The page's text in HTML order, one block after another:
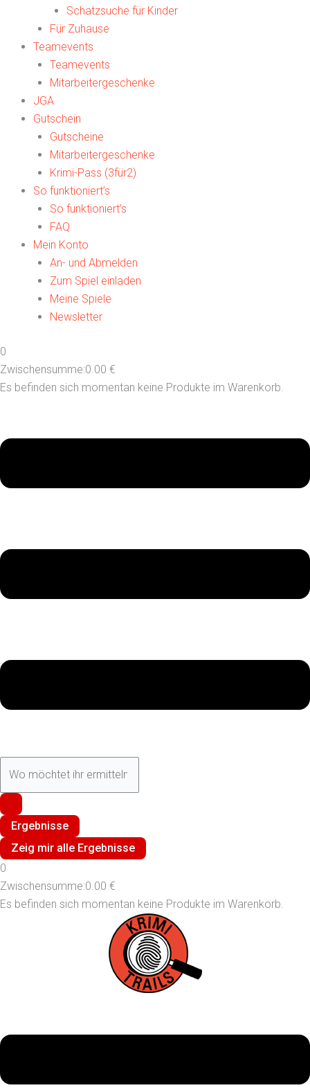
Schatzsuche für Kinder
Für Zuhause
Teamevents
Teamevents
Mitarbeitergeschenke
JGA
Gutschein
Gutscheine
Mitarbeitergeschenke
Krimi-Pass (3für2)
So funktioniert’s
So funktioniert’s
FAQ
Mein Konto
An- und Abmelden
Zum Spiel einladen
Meine Spiele
Newsletter
0
Zwischensumme:0.00 €
Es befinden sich momentan keine Produkte im Warenkorb.
Ergebnisse
Zeig mir alle Ergebnisse
0
Zwischensumme:0.00 €
Es befinden sich momentan keine Produkte im Warenkorb.